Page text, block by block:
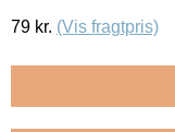
79 kr. (Vis fragtpris)